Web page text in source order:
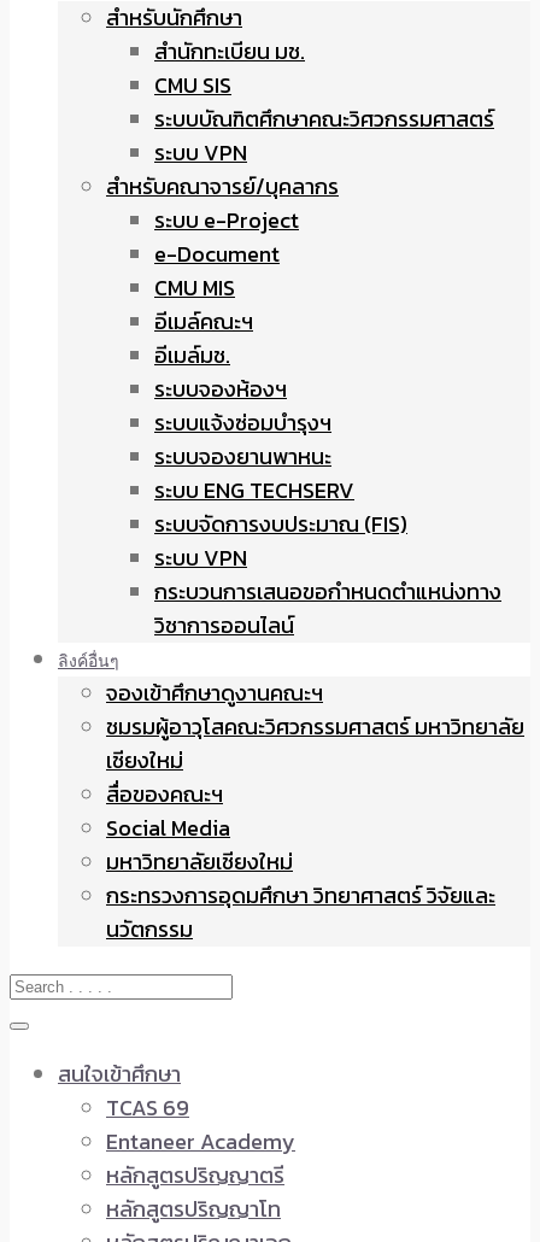
สำหรับนักศึกษา
สำนักทะเบียน มช.
CMU SIS
ระบบบัณฑิตศึกษาคณะวิศวกรรมศาสตร์
ระบบ VPN
สำหรับคณาจารย์/บุคลากร
ระบบ e-Project
e-Document
CMU MIS
อีเมล์คณะฯ
อีเมล์มช.
ระบบจองห้องฯ
ระบบแจ้งซ่อมบำรุงฯ
ระบบจองยานพาหนะ
ระบบ ENG TECHSERV
ระบบจัดการงบประมาณ (FIS)
ระบบ VPN
กระบวนการเสนอขอกำหนดตำแหน่งทาง
วิชาการออนไลน์
ลิงค์อื่นๆ
จองเข้าศึกษาดูงานคณะฯ
ชมรมผู้อาวุโสคณะวิศวกรรมศาสตร์ มหาวิทยาลัย
เชียงใหม่
สื่อของคณะฯ
Social Media
มหาวิทยาลัยเชียงใหม่
กระทรวงการอุดมศึกษา วิทยาศาสตร์ วิจัยและ
นวัตกรรม
สนใจเข้าศึกษา
TCAS 69
Entaneer Academy
หลักสูตรปริญญาตรี
หลักสูตรปริญญาโท